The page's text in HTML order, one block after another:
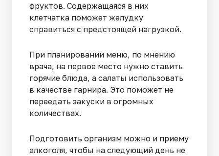
фруктов. Содержащаяся в них
клетчатка поможет желудку
справиться с предстоящей нагрузкой.
При планировании меню, по мнению
врача, на первое место нужно ставить
горячие блюда, а салаты использовать
в качестве гарнира. Это поможет не
переедать закуски в огромных
количествах.
Подготовить организм можно и приему
алкоголя, чтобы на следующий день не